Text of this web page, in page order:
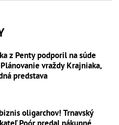
z Penty podporil na súde
vraždy Krajniaka,
predstava
oligarchov! Trnavský